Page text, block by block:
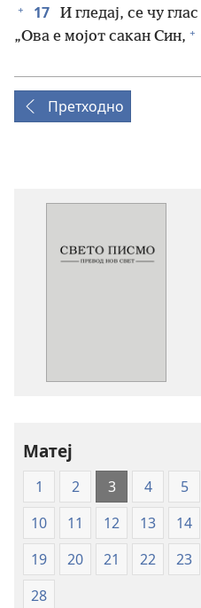
+ 17 И гледај, се чу глас
„Ова е мојот сакан Син, +
Претходно
Матеј
1 2 3 4 5
10
11 12 13 14
19
20 21 22 23
28